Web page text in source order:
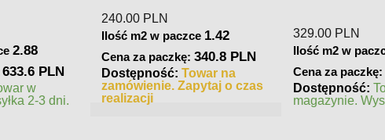
Ilość m2 w paczce 1.28
Cena za paczkę: 320 PLN
Dostępność:
Towar na
zamówienie. Zapytaj o czas
245.00
Ilość m2 w paczce 1.62
Cena za paczkę: 396.9 PLN
Dostępność:
Towar na
zamówienie. Zapytaj o czas